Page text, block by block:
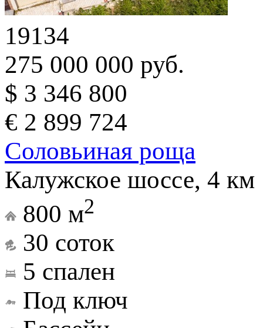
19134
275 000 000 руб.
$ 3 346 800
€ 2 899 724
Соловьиная роща
Калужское шоссе, 4 км
800 м2
30 соток
5 спален
Под ключ